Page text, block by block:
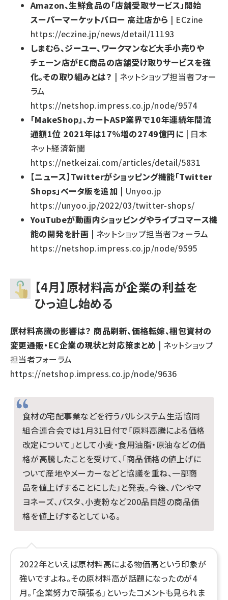
Amazon、生鮮食品の「店舗受取サービス」開始
スーパーマーケットバロー 高辻店から | ECzine
https://eczine.jp/news/detail/11193
しまむら、ジーユー、ワークマンなど大手小売りや
チェーン店がEC商品の店舗受け取りサービスを強
化。その取り組みとは？ | ネットショップ担当者フォー
ラム
https://netshop.impress.co.jp/node/9574
「MakeShop」、カートASP業界で10年連続年間流
通額1位 2021年は17％増の2749億円に| 日本
ネット経済新聞
https://netkeizai.com/articles/detail/5831
【ニュース】Twitterがショッピング機能「Twitter
Shops」ベータ版を追加 | Unyoo.jp
https://unyoo.jp/2022/03/twitter-shops/
YouTubeが動画内ショッピングやライブコマース機
能の開発を計画 | ネットショップ担当者フォーラム
https://netshop.impress.co.jp/node/9595
【4月】原材料高が企業の利益を
ひっ迫し始める
原材料高騰の影響は？ 商品刷新、価格転嫁、梱包資材の
変更――通販・EC企業の現状と対応策まとめ | ネットショップ
担当者フォーラム
https://netshop.impress.co.jp/node/9636
食材の宅配事業などを行うパルシステム生活協同
組合連合会では1月31日付で「原料高騰による価格
改定について」として小麦・食用油脂・原油などの価
格が高騰したことを受けて、「商品価格の値上げに
ついて産地やメーカーなどと協議を重ね、一部商
品を値上げすることにした」と発表。今後、パンやマ
ヨネーズ、パスタ、小麦粉など200品目超の商品価
格を値上げするとしている。
2022年といえば原材料高による物価高という印象が
強いですよね。その原材料高が話題になったのが4
月。「企業努力で頑張る」といったコメントも見られま